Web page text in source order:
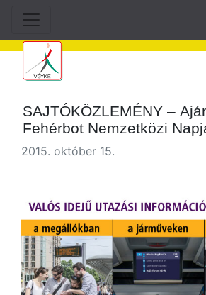
SAJTÓKÖZLEMÉNY –
Fehérbot Nemzetközi
2015. október 15.